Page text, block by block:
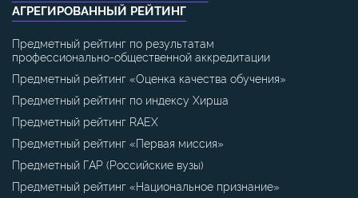
АГРЕГИРОВАННЫЙ РЕЙТИНГ
Предметный рейтинг по результатам
профессионально-общественной аккредитации
Предметный рейтинг «Оценка качества обучения»
Предметный рейтинг по индексу Хирша
Предметный рейтинг RAEX
Предметный рейтинг «Первая миссия»
Предметный ГАР (Российские вузы)
Предметный рейтинг «Национальное признание»